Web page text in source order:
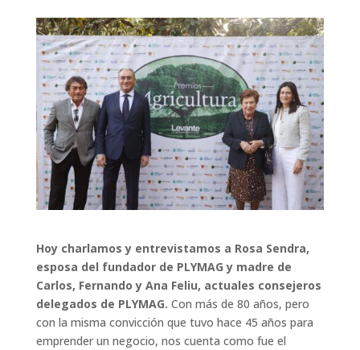
Hoy charlamos y entrevistamos a Rosa Sendra,
esposa del fundador de PLYMAG y madre de
Carlos, Fernando y Ana Feliu, actuales consejeros
delegados de PLYMAG. Con más de 80 años, pero
con la misma convicción que tuvo hace 45 años para
emprender un negocio, nos cuenta como fue el